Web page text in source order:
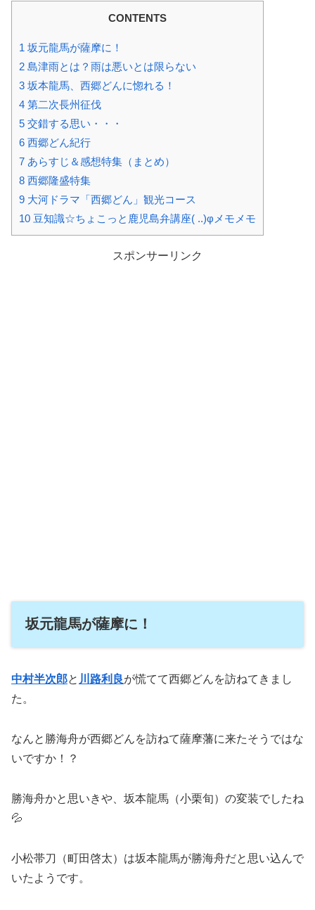
CONTENTS
1 坂元龍馬が薩摩に！
2 島津雨とは？雨は悪いとは限らない
3 坂本龍馬、西郷どんに惚れる！
4 第二次長州征伐
5 交錯する思い・・・
6 西郷どん紀行
7 あらすじ＆感想特集（まとめ）
8 西郷隆盛特集
9 大河ドラマ「西郷どん」観光コース
10 豆知識☆ちょこっと鹿児島弁講座( ..)φメモメモ
スポンサーリンク
坂元龍馬が薩摩に！
中村半次郎と 川路利良が慌てて西郷どんを訪ねてきまし
た。
なんと勝海舟が西郷どんを訪ねて薩摩藩に来たそうではな
いですか！？
勝海舟かと思いきや、坂本龍馬（小栗旬）の変装でしたね
💦
小松帯刀（町田啓太）は坂本龍馬が勝海舟だと思い込んで
いたようです。